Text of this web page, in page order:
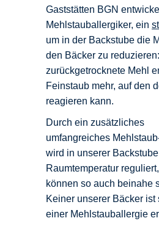
Gaststätten BGN
Mehlstauballergiker, ein
um in der Backstube die
den Bäcker zu
zurückgetrocknete Mehl
Feinstaub mehr, auf den
reagieren kann.
Durch ein zusätzliches
umfangreiches
wird in unserer
Raumtemperatur
können so auch beinahe
Keiner unserer Bäcker ist
einer Mehlstauballergie